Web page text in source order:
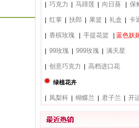
巧克力 马蹄莲 向日葵 保
红掌 扶郎 果篮 礼盒 卡
香槟玫瑰 手提花篮 蓝色妖
99玫瑰 999玫瑰 满天星
创意巧克力 高档进口花
绿植花卉
凤梨科 蝴蝶兰 君子兰 开